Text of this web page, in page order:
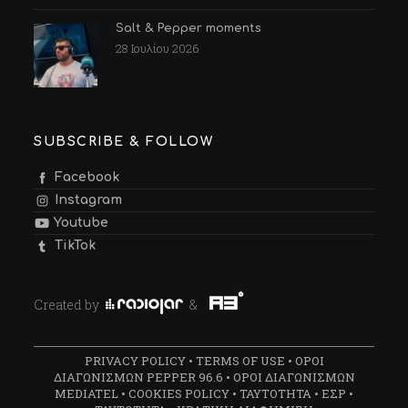
Salt & Pepper moments
28 Ιουλίου 2026
SUBSCRIBE & FOLLOW
Facebook
Instagram
Youtube
TikTok
Created by &
PRIVACY POLICY• TERMS OF USE • ΟΡΟΙ
ΔΙΑΓΩΝΙΣΜΩΝ PEPPER 96.6 • ΟΡΟΙ ΔΙΑΓΩΝΙΣΜΩΝ
MEDIATEL • COOKIES POLICY • ΤΑΥΤΟΤΗΤΑ • ΕΣΡ •